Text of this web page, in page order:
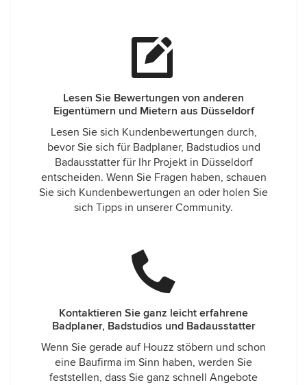
Lesen Sie Bewertungen von anderen
Eigentümern und Mietern aus Düsseldorf
Lesen Sie sich Kundenbewertungen durch,
bevor Sie sich für Badplaner, Badstudios und
Badausstatter für Ihr Projekt in Düsseldorf
entscheiden. Wenn Sie Fragen haben, schauen
Sie sich Kundenbewertungen an oder holen Sie
sich Tipps in unserer Community.
Kontaktieren Sie ganz leicht erfahrene
Badplaner, Badstudios und Badausstatter
Wenn Sie gerade auf Houzz stöbern und schon
eine Baufirma im Sinn haben, werden Sie
feststellen, dass Sie ganz schnell Angebote